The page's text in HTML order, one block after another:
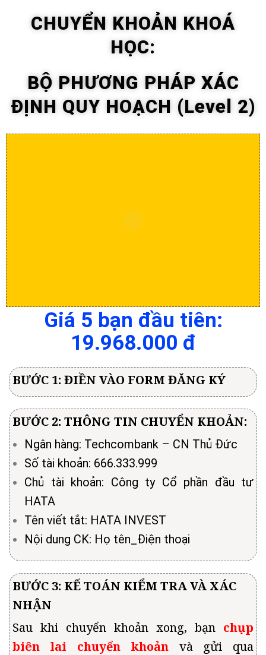
CHUYỂN KHOẢN KHOÁ
HỌC:
BỘ PHƯƠNG PHÁP XÁC
ĐỊNH QUY HOẠCH (Level 2)
Giá 5 bạn đầu tiên:
19.968.000 đ
BƯỚC 1: ĐIỀN VÀO FORM ĐĂNG KÝ
BƯỚC 2: THÔNG TIN CHUYỂN KHOẢN:
Ngân hàng: Techcombank – CN Thủ Đức
Số tài khoản: 666.333.999
Chủ tài khoản: Công ty Cổ phần đầu tư
HATA
Tên viết tắt: HATA INVEST
Nội dung CK: Họ tên_Điện thoại
BƯỚC 3: KẾ TOÁN KIỂM TRA VÀ XÁC
NHẬN
Sau khi chuyển khoản xong, bạn chụp
biên lai chuyển khoản và gửi qua